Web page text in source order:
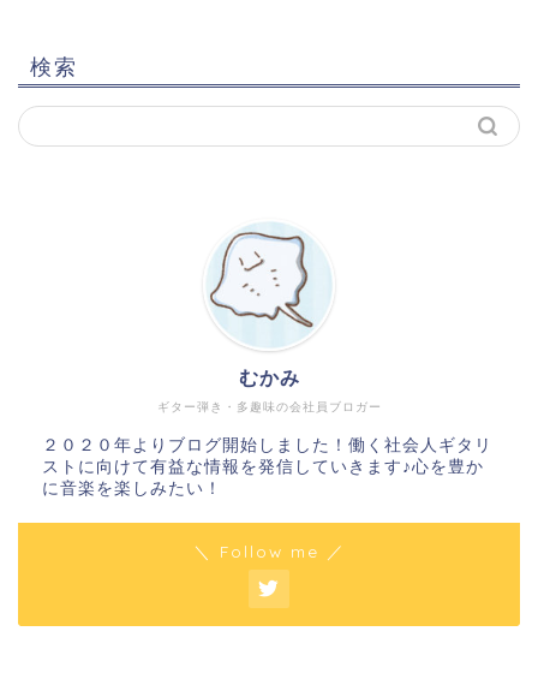
検索
ギター弾き・多趣味の会社員ブロガー
むかみ
２０２０年よりブログ開始しました！働く社会人ギタリ
ストに向けて有益な情報を発信していきます♪心を豊か
に音楽を楽しみたい！
＼ Follow me ／